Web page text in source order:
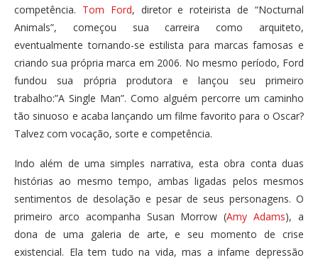
competência. Tom Ford, diretor e roteirista de “Nocturnal
Animals”, começou sua carreira como arquiteto,
eventualmente tornando-se estilista para marcas famosas e
criando sua própria marca em 2006. No mesmo período, Ford
fundou sua própria produtora e lançou seu primeiro
trabalho:”A Single Man”. Como alguém percorre um caminho
tão sinuoso e acaba lançando um filme favorito para o Oscar?
Talvez com vocação, sorte e competência.
Indo além de uma simples narrativa, esta obra conta duas
histórias ao mesmo tempo, ambas ligadas pelos mesmos
sentimentos de desolação e pesar de seus personagens. O
primeiro arco acompanha Susan Morrow (Amy Adams), a
dona de uma galeria de arte, e seu momento de crise
existencial. Ela tem tudo na vida, mas a infame depressão